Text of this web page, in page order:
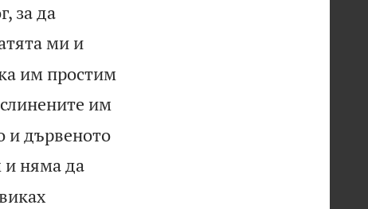
за да
ми и
им простим
им
и дървеното
и няма да